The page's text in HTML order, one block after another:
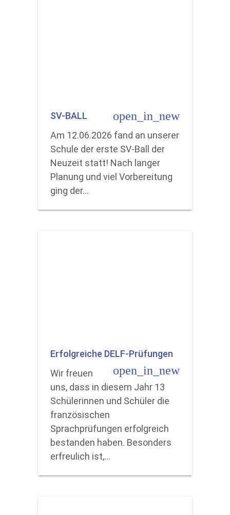
SV-BALL open_in_new
Am 12.06.2026 fand an unserer
Schule der erste SV-Ball der
Neuzeit statt! Nach langer
Planung und viel Vorbereitung
ging der…
Erfolgreiche DELF-Prüfungen
open_in_new
Wir freuen
uns, dass in diesem Jahr 13
Schülerinnen und Schüler die
französischen
Sprachprüfungen erfolgreich
bestanden haben. Besonders
erfreulich ist,…